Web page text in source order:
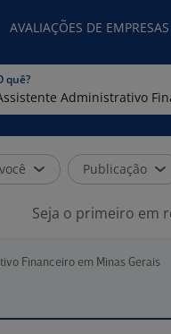
AVALIAÇÕES DE EMPRESAS
quê?
Publicação
Seja o primeiro em
Financeiro em Minas Gerais